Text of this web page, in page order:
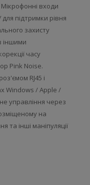
входи
підтримки рівня
захисту
іншими
часу
Pink Noise.
RJ45 і
Windows / Apple /
управління через
на
інші маніпуляції